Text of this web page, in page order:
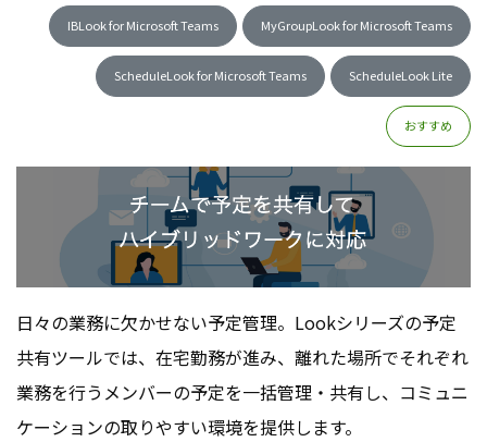
IBLook for Microsoft Teams MyGroupLook for Microsoft Teams
ScheduleLook for Microsoft Teams ScheduleLook Lite
おすすめ
日々の業務に欠かせない予定管理。Lookシリーズの予定
共有ツールでは、在宅勤務が進み、離れた場所でそれぞれ
業務を行うメンバーの予定を一括管理・共有し、コミュニ
ケーションの取りやすい環境を提供します。